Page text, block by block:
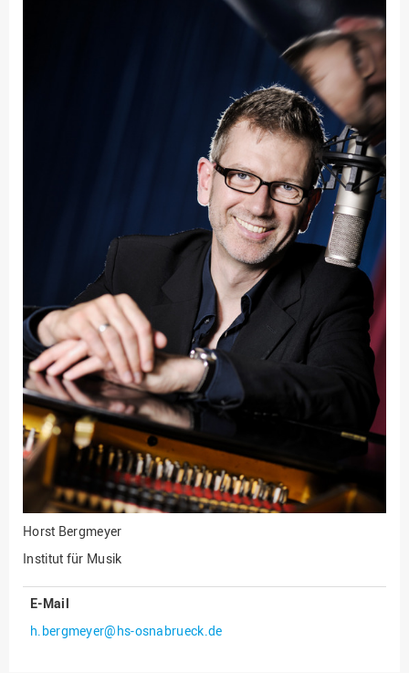
Gebäude und Technik
Gesellschaftliches
Engagement
Gleichstellungsbüro
Hochschulleitung
Hochschulplanung/-
strategie
Innenrevision
Institut für Musik
IT Service Center
Kommunikation und
Nachhaltigkeit
Personal
Horst Bergmeyer
Institut für Musik
E-Mail
h.bergmeyer@hs-osnabrueck.de